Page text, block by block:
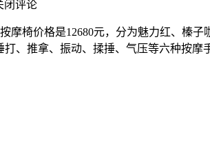
闭评论
椅价格是12680元，分为魅力红、榛
、推拿、振动、揉捶、气压等六种按摩